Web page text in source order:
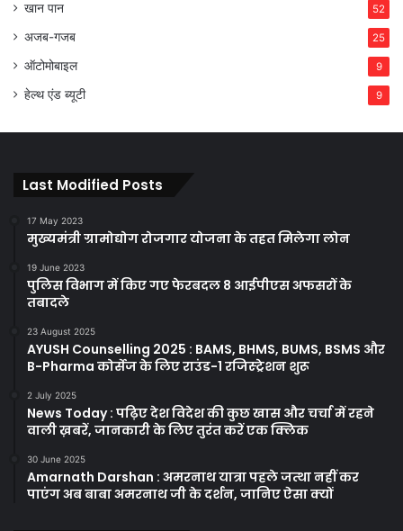
खान पान 52
अजब-गजब 25
ऑटोमोबाइल 9
हेल्थ एंड ब्यूटी 9
Last Modified Posts
17 May 2023
मुख्यमंत्री ग्रामोद्योग रोजगार योजना के तहत मिलेगा लोन
19 June 2023
पुलिस विभाग में किए गए फेरबदल 8 आईपीएस अफसरों के
तबादले
23 August 2025
AYUSH Counselling 2025 : BAMS, BHMS, BUMS, BSMS और
B-Pharma कोर्सेज के लिए राउंड-1 रजिस्ट्रेशन शुरू
2 July 2025
News Today : पढ़िए देश विदेश की कुछ खास और चर्चा में रहने
वाली ख़बरें, जानकारी के लिए तुरंत करें एक क्लिक
30 June 2025
Amarnath Darshan : अमरनाथ यात्रा पहले जत्था नहीं कर
पाएंग अब बाबा अमरनाथ जी के दर्शन, जानिए ऐसा क्यों